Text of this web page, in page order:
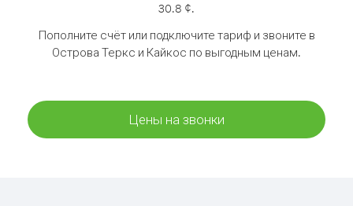
30.8 ¢.
Пополните счёт или подключите тариф и звоните в
Острова Теркс и Кайкос по выгодным ценам.
Цены на звонки